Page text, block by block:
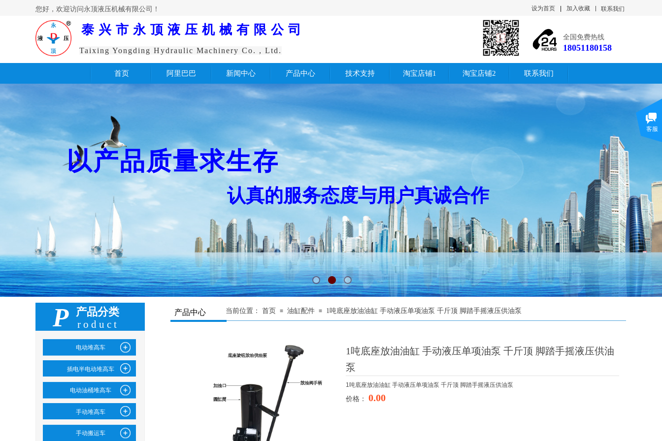
设为首页 加入收藏
您好，欢迎访问永顶液压机械有限公司！ 联系我们
Taixing Yongding Hydraulic Machinery Co. , Ltd.
泰兴市永顶液压机械有限公司
全国免费热线
18051180158
首页 阿里巴巴 新闻中心 产品中心 技术支持 淘宝店铺1 淘宝店铺2 联系我们
以产品质量求生存
认真的服务态度与用户真诚合作
P 产品分类 产品中心 当前位置： 首页 ≡ 油缸配件 ≡ 1吨底座放油油缸 手动液压单项油泵 千斤顶 脚踏手摇液压供油泵
roduct
1吨底座放油油缸 手动液压单项油泵 千斤顶 脚踏手摇液压供油
泵
1吨底座放油油缸 手动液压单项油泵 千斤顶 脚踏手摇液压供油泵
价格： 0.00
电动堆高车
插电半电动堆高车
电动油桶堆高车
手动堆高车
手动搬运车
客服